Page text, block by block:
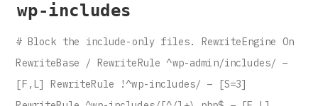
wp-includes
# Block the include-only files. RewriteEngine On
RewriteBase / RewriteRule ^wp-admin/includes/ –
[F,L] RewriteRule !^wp-includes/ – [S=3]